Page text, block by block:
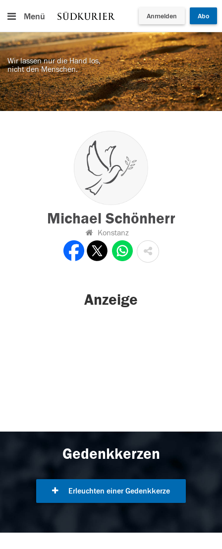
Menü Anmelden Abo
Wir lassen nur die Hand los,
nicht den Menschen.
Michael Schönherr
Konstanz
Anzeige
Gedenkkerzen
Erleuchten einer Gedenkkerze